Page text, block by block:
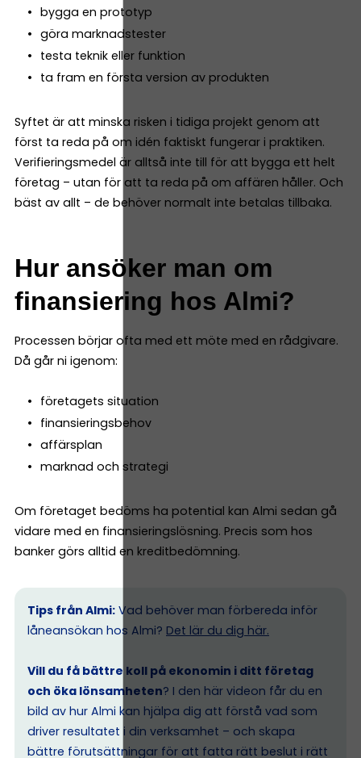
bygga en prototyp
göra marknadstester
testa teknik eller funktion
ta fram en första version av produkten
Syftet är att minska risken i tidiga projekt genom att
först ta reda på om idén faktiskt fungerar i praktiken.
Verifieringsmedel är alltså inte till för att bygga ett helt
företag – utan för att ta reda på om affären håller. Och
bäst av allt – de behöver normalt inte betalas tillbaka.
Hur ansöker man om
finansiering hos Almi?
Processen börjar ofta med ett möte med en rådgivare.
Då går ni igenom:
företagets situation
finansieringsbehov
affärsplan
marknad och strategi
Om företaget bedöms ha potential kan Almi sedan gå
vidare med en finansieringslösning. Precis som hos
banker görs alltid en kreditbedömning.
Tips från Almi: Vad behöver man förbereda inför
låneansökan hos Almi? Det lär du dig här.
Vill du få bättre koll på ekonomin i ditt företag
och öka lönsamheten? I den här videon får du en
bild av hur Almi kan hjälpa dig att förstå vad som
driver resultatet i din verksamhet – och skapa
bättre förutsättningar för att fatta rätt beslut i rätt